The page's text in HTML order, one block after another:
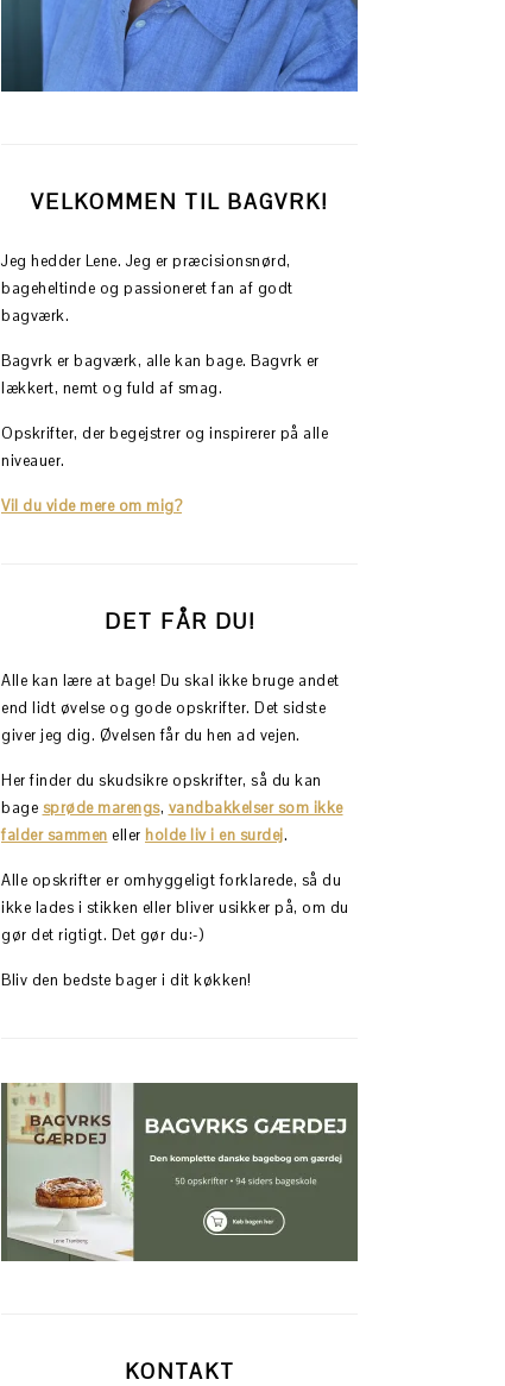
VELKOMMEN TIL BAGVRK!
Jeg hedder Lene. Jeg er præcisionsnørd,
bageheltinde og passioneret fan af godt
bagværk.
Bagvrk er bagværk, alle kan bage. Bagvrk er
lækkert, nemt og fuld af smag.
Opskrifter, der begejstrer og inspirerer på alle
niveauer.
Vil du vide mere om mig?
DET FÅR DU!
Alle kan lære at bage! Du skal ikke bruge andet
end lidt øvelse og gode opskrifter. Det sidste
giver jeg dig. Øvelsen får du hen ad vejen.
Her finder du skudsikre opskrifter, så du kan
bage sprøde marengs, vandbakkelser som ikke
falder sammen eller holde liv i en surdej.
Alle opskrifter er omhyggeligt forklarede, så du
ikke lades i stikken eller bliver usikker på, om du
gør det rigtigt. Det gør du:-)
Bliv den bedste bager i dit køkken!
KONTAKT